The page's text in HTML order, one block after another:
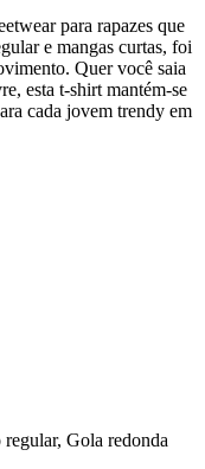
para rapazes que
e mangas curtas, foi
Quer você saia
esta t-shirt mantém-se
cada jovem trendy em
Gola redonda